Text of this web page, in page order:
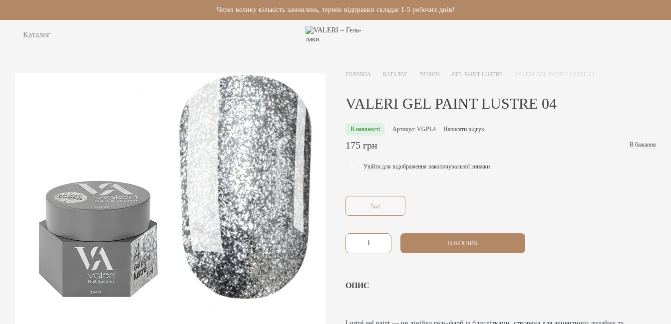
Через велику кількість замовлень, термін відправки складає 1-5 робочих днів!
Каталог
ГОЛОВНА КАТАЛОГ DESIGN GEL PAINT LUSTRE VALERI GEL PAINT LUSTRE 04
VALERI GEL PAINT LUSTRE 04
В наявності Артикул: VGPL4 Написати відгук
175 грн В бажання
Увійти для відображення накопичувальної знижки
5ml
В КОШИК
ОПИС